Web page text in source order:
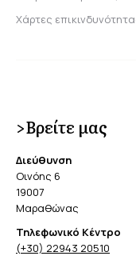
Χάρτες
>Βρείτε μας
Διεύθυνση
Οινόης 6
19007
Μαραθώνας
Τηλεφωνικό Κέντρο
(+30) 22943 20510